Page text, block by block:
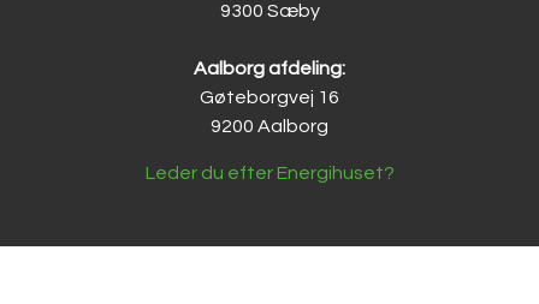
9300 Sæby
Aalborg afdeling:
Gøteborgvej 16
9200 Aalborg
Leder du efter Energihuset?